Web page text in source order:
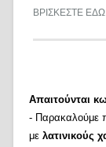
ΒΡΙΣΚΕΣΤΕ
Απαιτούνται
- Παρακαλούμε
με λατινικούς